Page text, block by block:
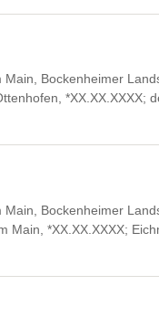
Bockenheimer
*XX.XX.XXXX;
Bockenheimer
*XX.XX.XXXX;